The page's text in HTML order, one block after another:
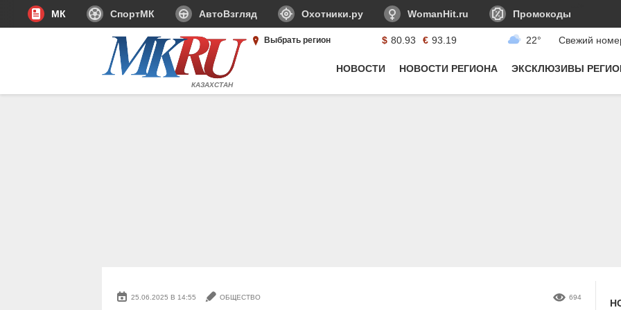
МК СпортМК АвтоВзгляд Охотники.ру WomanHit.ru Промокоды
КАЗАХСТАН
Выбрать регион Курсы валюты:
$ 80.93 € 93.19 22° Свежий
НОВОСТИ
НОВОСТИ РЕГИОНА ЭКСКЛЮЗИВЫ
25.06.2025 В 14:55 ОБЩЕСТВО 694